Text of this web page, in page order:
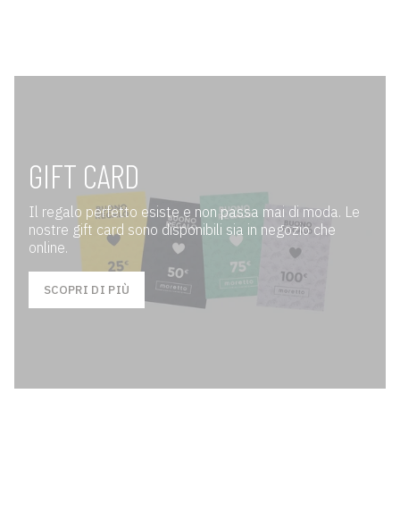
GIFT CARD
Il regalo perfetto esiste e non passa mai di moda. Le
nostre gift card sono disponibili sia in negozio che
online.
SCOPRI DI PIÙ